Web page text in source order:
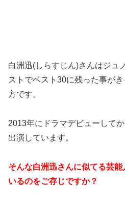
白洲迅(しらすじん)さんはジュ
ストでベスト30に残った事が
方です。
2013年にドラマデビューして
出演しています。
そんな白洲迅さんに似てる芸
いるのをご存じですか？